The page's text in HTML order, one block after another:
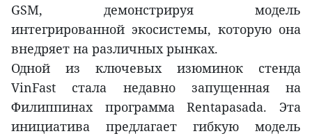
GSM, демонстрируя модель
интегрированной экосистемы, которую она
внедряет на различных рынках.
Одной из ключевых изюминок стенда
VinFast стала недавно запущенная на
Филиппинах программа Rentapasada. Эта
инициатива предлагает гибкую модель